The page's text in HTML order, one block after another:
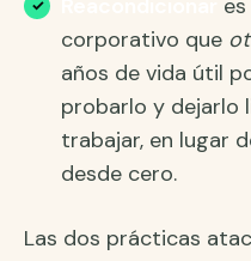
corporativo que
años de vida útil
probarlo y dejarlo
trabajar, en lugar
desde cero.
Las dos prácticas